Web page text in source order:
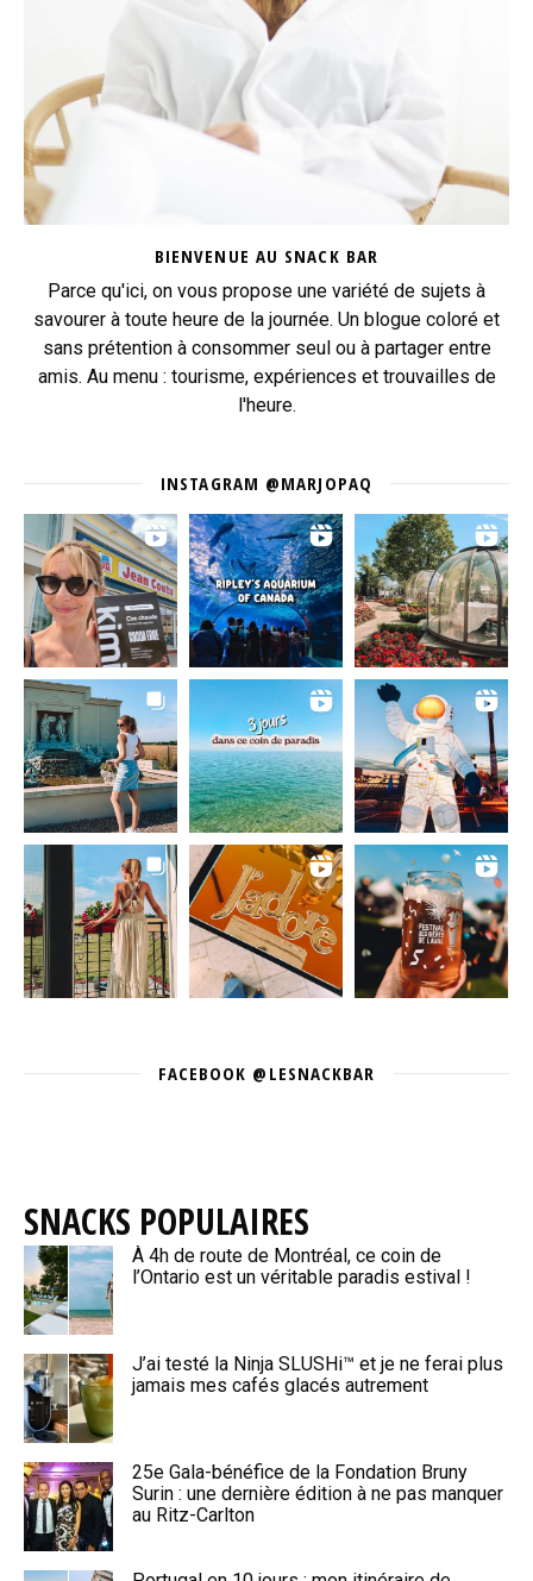
BIENVENUE AU SNACK BAR
Parce qu'ici, on vous propose une variété de sujets à
savourer à toute heure de la journée. Un blogue coloré et
sans prétention à consommer seul ou à partager entre
amis. Au menu : tourisme, expériences et trouvailles de
l'heure.
INSTAGRAM @MARJOPAQ
FACEBOOK @LESNACKBAR
SNACKS POPULAIRES
À 4h de route de Montréal, ce coin de
l’Ontario est un véritable paradis estival !
J’ai testé la Ninja SLUSHi™ et je ne ferai plus
jamais mes cafés glacés autrement
25e Gala-bénéfice de la Fondation Bruny
Surin : une dernière édition à ne pas manquer
au Ritz-Carlton